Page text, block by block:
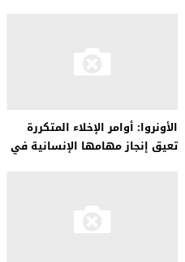
الأونروا: أوامر الإخلاء المتكررة
تعيق إنجاز مهامها الإنسانية في